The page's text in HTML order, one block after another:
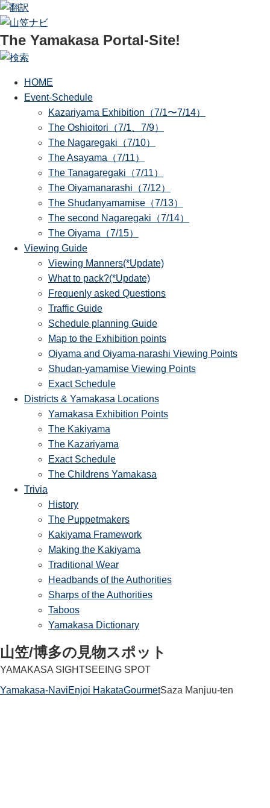
The Yamakasa Portal-Site!
HOME
Event-Schedule
Kazariyama Exhibition（7/1〜7/14）
The Oshioitori（7/1、7/9）
The Nagaregaki（7/10）
The Asayama（7/11）
The Tanagaregaki（7/11）
The Oiyamanarashi（7/12）
The Shudanyamamise（7/13）
The second Nagaregaki（7/14）
The Oiyama（7/15）
Viewing Guide
Viewing Manners(*Update)
What to pack?(*Update)
Frequenly asked Questions
Traffic Guide
Schedule planning Guide
Map to the Exhibition points
Oiyama and Oiyama-narashi Viewing Points
Shudan-yamamise Viewing Points
Exact Schedule
Districts & Yamakasa Locations
Yamakasa Exhibition Points
The Kakiyama
The Kazariyama
Exact Schedule
The Childrens Yamakasa
Trivia
History
The Puppetmakers
Kakiyama Framework
Making the Kakiyama
Traditional Wear
Headbands of the Authorities
Sharps of the Authorities
Taboos
Yamakasa Dictionary
山笠/博多の見物スポット
YAMAKASA SIGHTSEEING SPOT
Yamakasa-NaviEnjoi HakataGourmetSaza Manjuu-ten